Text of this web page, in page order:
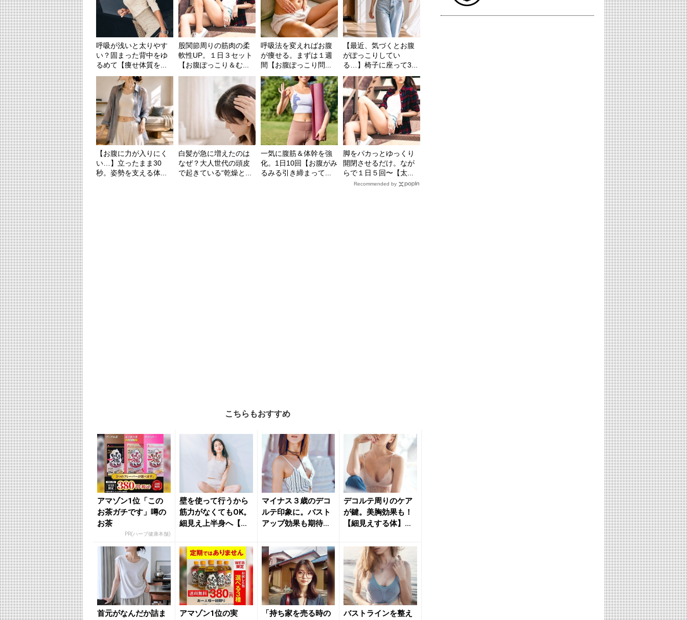
呼吸が浅いと太りやす
い？固まった背中をゆ
るめて【痩せ体質を...
股関節周りの筋肉の柔
軟性UP。１日３セット
【お腹ぽっこり＆む...
呼吸法を変えればお腹
が痩せる。まずは１週
間【お腹ぽっこり問...
【最近、気づくとお腹
がぽっこりしてい
る…】椅子に座って3...
【お腹に力が入りにく
い…】立ったまま30
秒。姿勢を支える体...
白髪が急に増えたのは
なぜ？大人世代の頭皮
で起きている“乾燥と...
一気に腹筋＆体幹を強
化。1日10回【お腹がみ
るみる引き締まって...
脚をパカっとゆっくり
開閉させるだけ。なが
らで１日５回〜【太...
Recommended by
こちらもおすすめ
アマゾン1位「この
お茶ガチです」噂の
お茶
PR(ハーブ健康本舗)
壁を使って行うから
筋力がなくてもOK。
細見え上半身へ【肩
簡単習...
マイナス３歳のデコ
ルテ印象に。バスト
アップ効果も期待
を目指す簡...
デコルテ周りのケア
が鍵。美胸効果も！
【細見えする体】に
きれ...
首元がなんだか詰ま アマゾン1位の実 「持ち家を売る時の バストラインを整え